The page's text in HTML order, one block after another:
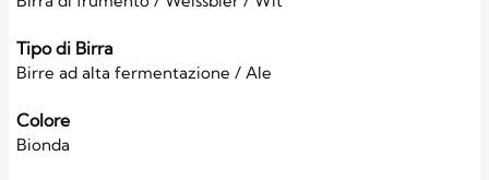
Tipo di Birra
Birre ad alta fermentazione / Ale
Colore
Bionda